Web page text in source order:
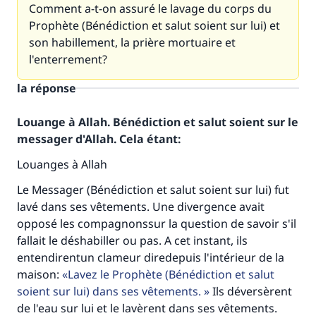
Comment a-t-on assuré le lavage du corps du
Prophète (Bénédiction et salut soient sur lui) et
son habillement, la prière mortuaire et
l'enterrement?
la réponse
Louange à Allah. Bénédiction et salut soient sur le
messager d'Allah. Cela étant:
Louanges à Allah
Le Messager (Bénédiction et salut soient sur lui) fut
lavé dans ses vêtements. Une divergence avait
opposé les compagnonssur la question de savoir s'il
fallait le déshabiller ou pas. A cet instant, ils
entendirentun clameur diredepuis l'intérieur de la
maison:
Lavez le Prophète (Bénédiction et salut
soient sur lui) dans ses vêtements.
Ils déversèrent
de l'eau sur lui et le lavèrent dans ses vêtements.
Faites une différence dans la vie de
millions de personnes grâce à votre